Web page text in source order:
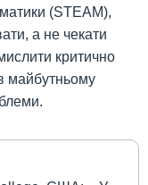
(STEAM),
а не чекати
критично
майбутньому